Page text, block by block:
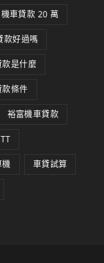
機車貸款 20 萬
款好過嗎
款是什麼
條件
裕富機車貸款
機 車貸試算